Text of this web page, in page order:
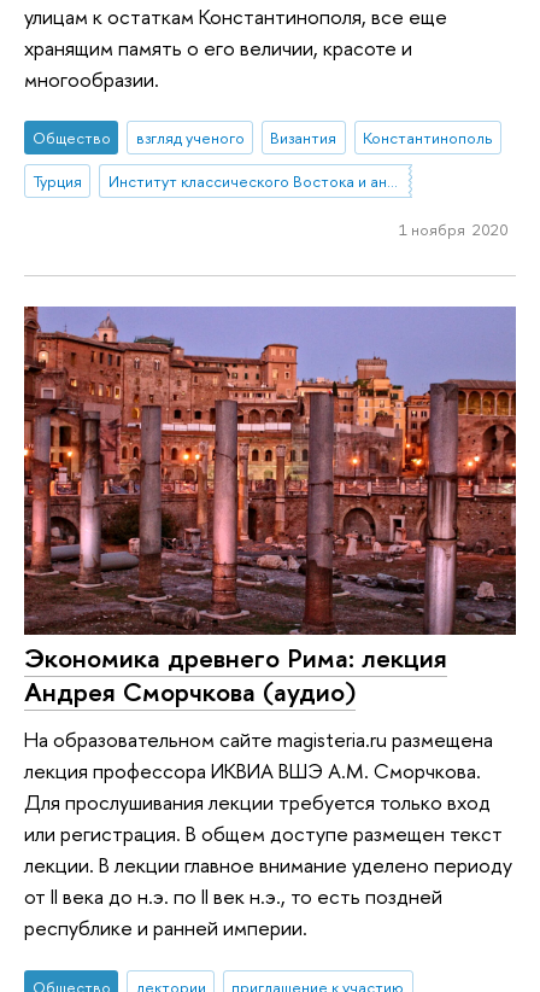
улицам к остаткам Константинополя, все еще
хранящим память о его величии, красоте и
многообразии.
Общество взгляд ученого Византия
Константинополь
Турция
Институт классического Востока и античности
1 ноября 2020
Экономика древнего Рима: лекция
Андрея Сморчкова (аудио)
На образовательном сайте magisteria.ru размещена
лекция профессора ИКВИА ВШЭ А.М. Сморчкова.
Для прослушивания лекции требуется только вход
или регистрация. В общем доступе размещен текст
лекции. В лекции главное внимание уделено периоду
от II века до н.э. по II век н.э., то есть поздней
республике и ранней империи.
Общество лектории приглашение к участию